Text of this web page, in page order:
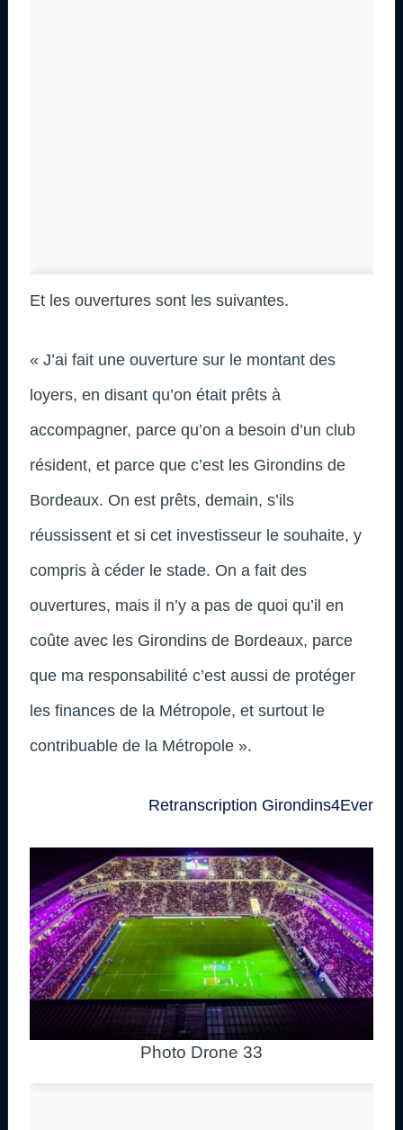
Et les ouvertures sont les suivantes.
« J’ai fait une ouverture sur le montant des
loyers, en disant qu’on était prêts à
accompagner, parce qu’on a besoin d’un club
résident, et parce que c’est les Girondins de
Bordeaux. On est prêts, demain, s’ils
réussissent et si cet investisseur le souhaite, y
compris à céder le stade. On a fait des
ouvertures, mais il n’y a pas de quoi qu’il en
coûte avec les Girondins de Bordeaux, parce
que ma responsabilité c’est aussi de protéger
les finances de la Métropole, et surtout le
contribuable de la Métropole ».
Retranscription Girondins4Ever
Photo Drone 33